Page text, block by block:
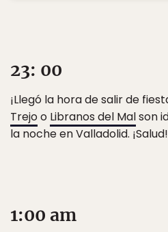
23: 00
¡Llegó la hora de salir de
Trejoo Libranos del Malson
la noche en Valladolid. ¡Salud!
1:00 am